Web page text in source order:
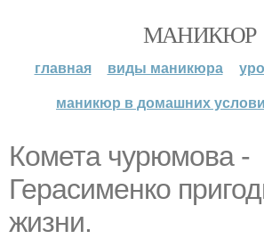
МАНИКЮР
главная виды маникюра
маникюр в домашних
Комета чурюмова -
Герасименко
жизни.